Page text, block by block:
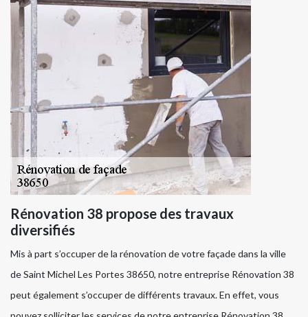
Rénovation 38 propose des travaux
diversifiés
Mis à part s’occuper de la rénovation de votre façade dans la ville
de Saint Michel Les Portes 38650, notre entreprise Rénovation 38
peut également s’occuper de différents travaux. En effet, vous